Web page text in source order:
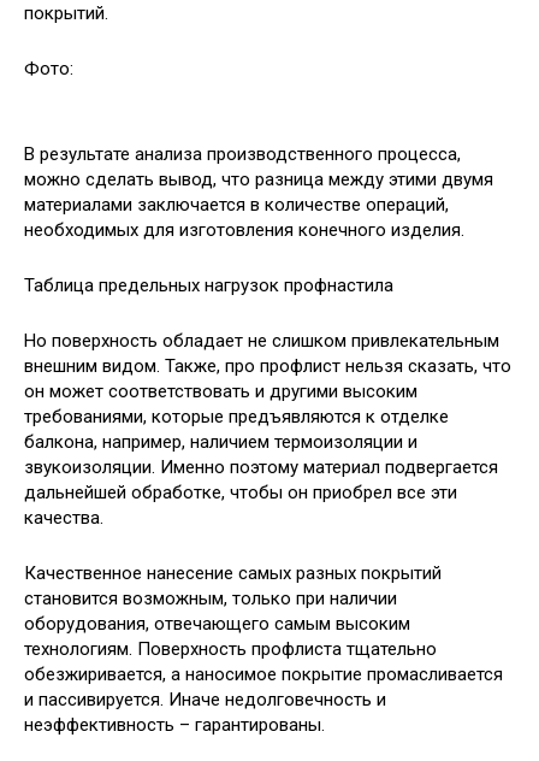
покрытий.
Фото:
В результате анализа производственного процесса,
можно сделать вывод, что разница между этими двумя
материалами заключается в количестве операций,
необходимых для изготовления конечного изделия.
Таблица предельных нагрузок профнастила
Но поверхность обладает не слишком привлекательным
внешним видом. Также, про профлист нельзя сказать, что
он может соответствовать и другими высоким
требованиями, которые предъявляются к отделке
балкона, например, наличием термоизоляции и
звукоизоляции. Именно поэтому материал подвергается
дальнейшей обработке, чтобы он приобрел все эти
качества.
Качественное нанесение самых разных покрытий
становится возможным, только при наличии
оборудования, отвечающего самым высоким
технологиям. Поверхность профлиста тщательно
обезжиривается, а наносимое покрытие промасливается
и пассивируется. Иначе недолговечность и
неэффективность – гарантированы.